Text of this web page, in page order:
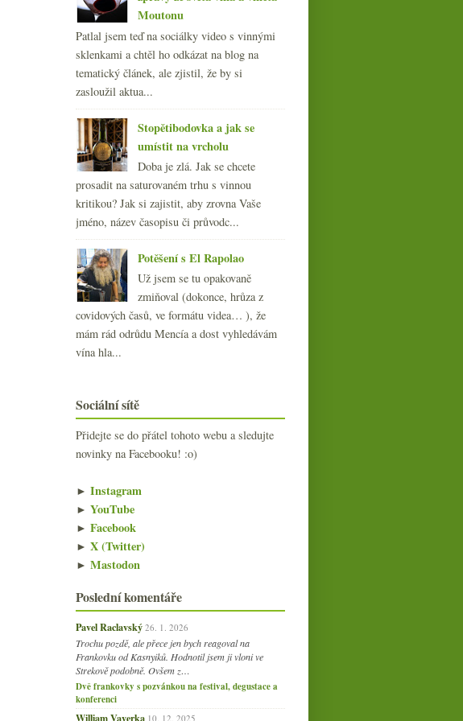
Moutonu
Patlal jsem teď na sociálky video s vinnými
sklenkami a chtěl ho odkázat na blog na
tematický článek, ale zjistil, že by si
zasloužil aktua...
Stopětibodovka a jak se
umístit na vrcholu
Doba je zlá. Jak se chcete
prosadit na saturovaném trhu s vinnou
kritikou? Jak si zajistit, aby zrovna Vaše
jméno, název časopisu či průvodc...
Potěšení s El Rapolao
Už jsem se tu opakovaně
zmiňoval (dokonce, hrůza z
covidových časů, ve formátu videa… ), že
mám rád odrůdu Mencía a dost vyhledávám
vína hla...
Sociální sítě
Přidejte se do přátel tohoto webu a sledujte
novinky na Facebooku! :o)
► Instagram
► YouTube
► Facebook
► X (Twitter)
► Mastodon
Poslední komentáře
Pavel Raclavský 26. 1. 2026
Trochu pozdě, ale přece jen bych reagoval na
Frankovku od Kasnyiků. Hodnotil jsem ji vloni ve
Strekově podobně. Ovšem z…
Dvě frankovky s pozvánkou na festival, degustace a
konferenci
William Vaverka 10. 12. 2025